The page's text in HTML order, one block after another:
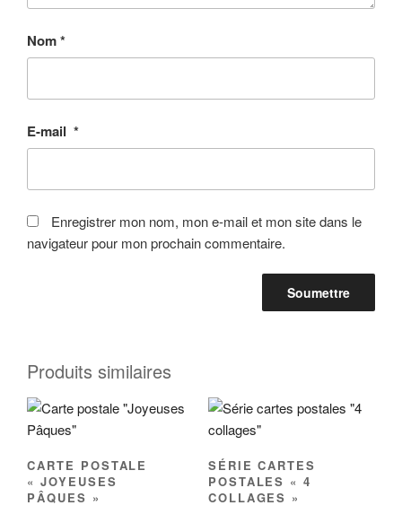
Nom*
E-mail *
Enregistrer mon nom, mon e-mail et mon site dans le
navigateur pour mon prochain commentaire.
Produits similaires
CARTE POSTALE
« JOYEUSES
PÂQUES »
SÉRIE CARTES
POSTALES « 4
COLLAGES »